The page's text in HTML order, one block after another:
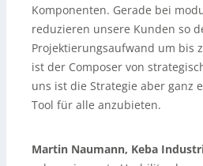
Komponenten. Gerade bei
reduzieren unsere Kunden so
Projektierungsaufwand um bis
ist der Composer von
uns ist die Strategie aber ganz
Tool für alle anzubieten.
Martin Naumann, Keba